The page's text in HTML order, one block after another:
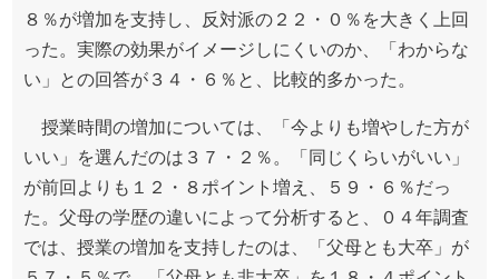
８％が増加を支持し、反対派の２２・０％を大きく上回
った。実際の効果がイメージしにくいのか、「わからな
い」との回答が３４・６％と、比較的多かった。
授業時間の増加については、「今よりも増やした方が
いい」を選んだのは３７・２％。「同じくらいがいい」
が前回よりも１２・８ポイント増え、５９・６％だっ
た。父母の学歴の違いによって分析すると、０４年調査
では、授業の増加を支持したのは、「父母とも大卒」が